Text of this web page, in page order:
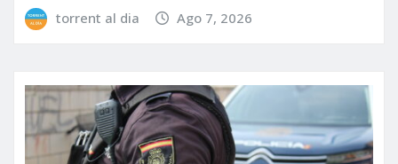
torrent al dia Ago 7, 2026